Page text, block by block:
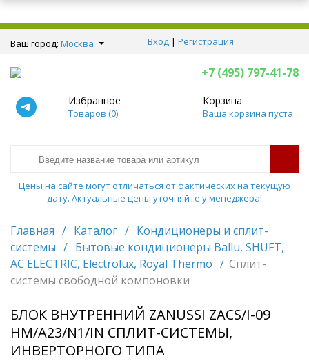
Ваш город: Москва Вход | Регистрация
+7 (495) 797-41-78
Избранное
Товаров (0)
Корзина
Ваша корзина пуста
Цены на сайте могут отличаться от фактических на текущую
дату. Актуальные цены уточняйте у менеджера!
Главная / Каталог / Кондиционеры и сплит-
системы / Бытовые кондиционеры Ballu, SHUFT,
AC ELECTRIC, Electrolux, Royal Thermo / Сплит-
системы свободной компоновки
БЛОК ВНУТРЕННИЙ ZANUSSI ZACS/I-09
HM/A23/N1/IN СПЛИТ-СИСТЕМЫ,
ИНВЕРТОРНОГО ТИПА